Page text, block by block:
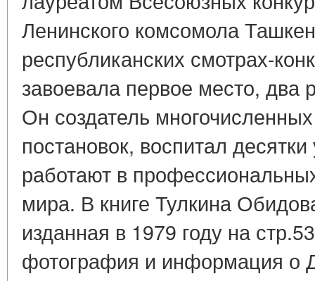
Ленинского комсомола
республиканских смотрах-
завоевала первое место, два
Он создатель
постановок, воспитал
работают в
мира. В книге Тулкина
изданная в 1979 году на
фотография и информация о